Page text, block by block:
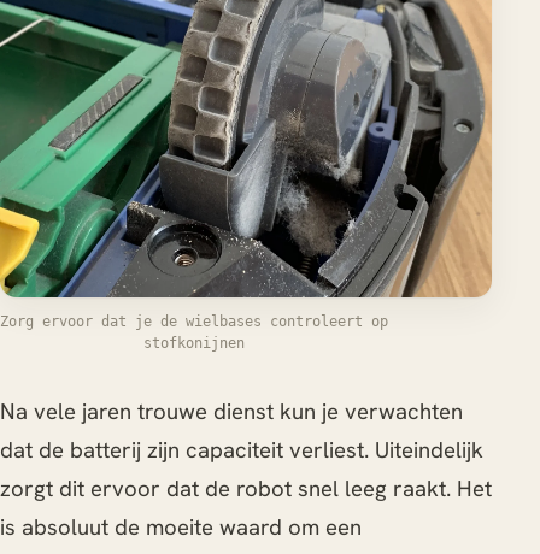
Zorg ervoor dat je de wielbases controleert op
stofkonijnen
Na vele jaren trouwe dienst kun je verwachten
dat de batterij zijn capaciteit verliest. Uiteindelijk
zorgt dit ervoor dat de robot snel leeg raakt. Het
is absoluut de moeite waard om een